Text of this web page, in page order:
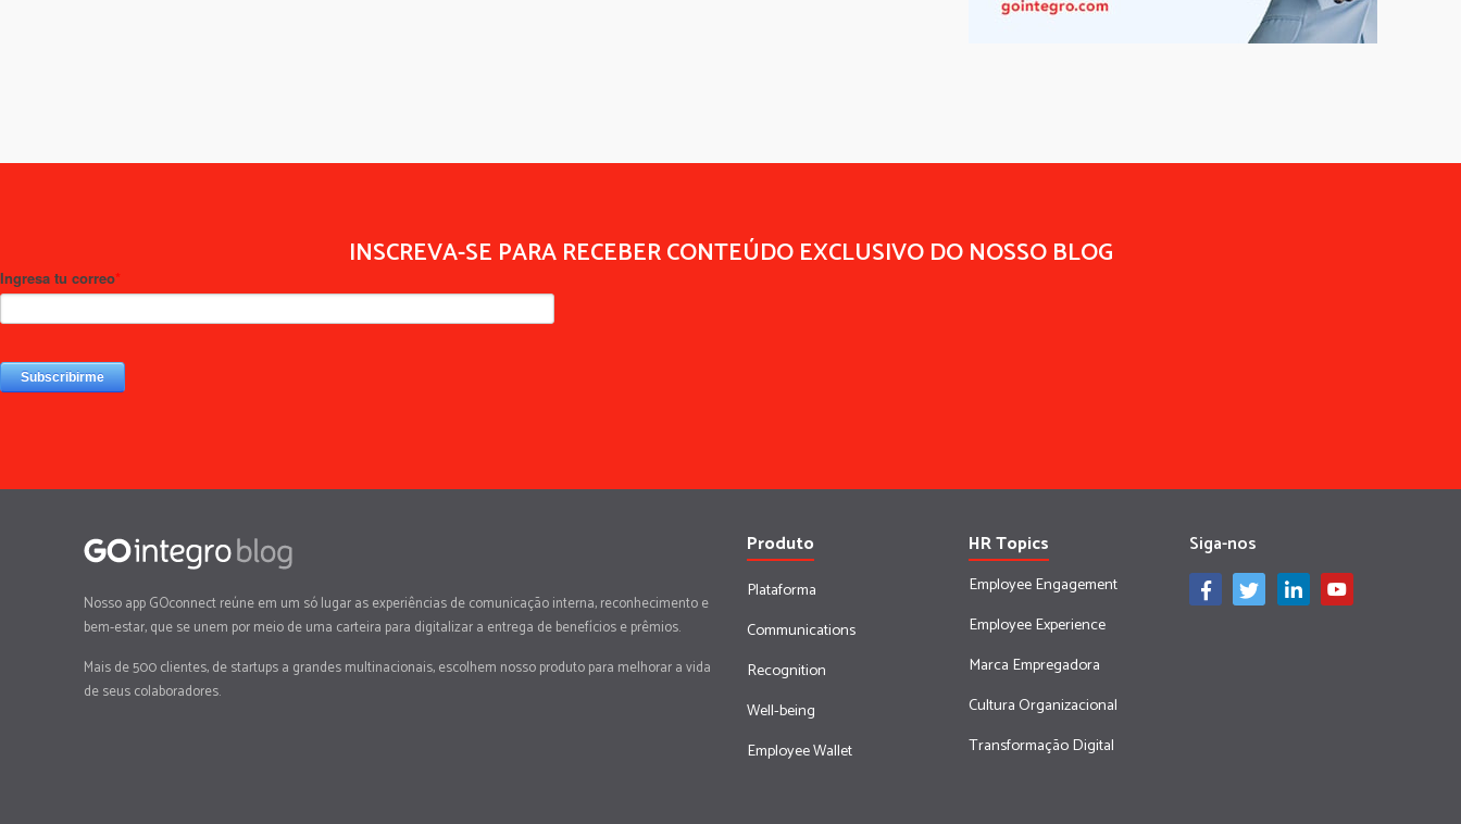
INSCREVA-SE PARA RECEBER CONTEÚDO EXCLUSIVO DO NOSSO BLOG
Nosso app GOconnect reúne em um só lugar as experiências de comunicação interna, reconhecimento e
bem-estar, que se unem por meio de uma carteira para digitalizar a entrega de benefícios e prêmios.
Mais de 500 clientes, de startups a grandes multinacionais, escolhem nosso produto para melhorar a vida
de seus colaboradores.
Produto
Plataforma
Communications
Recognition
Well-being
Employee Wallet
HR Topics
Employee Engagement
Employee Experience
Marca Empregadora
Cultura Organizacional
Transformação Digital
Siga-nos